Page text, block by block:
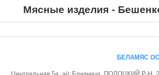
Мясные изделия -
БЕЛАМЯС